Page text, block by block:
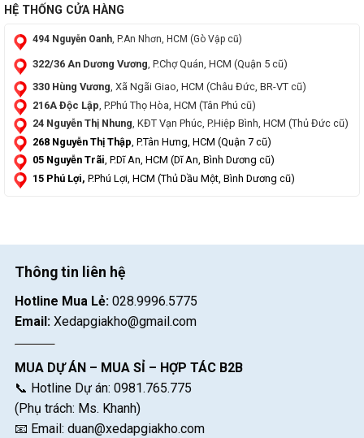
HỆ THỐNG CỬA HÀNG
494 Nguyễn Oanh, P.An Nhơn, HCM (Gò Vập cũ)
322/36 An Dương Vương, P.Chợ Quán, HCM (Quận 5 cũ)
330 Hùng Vương , Xã Ngãi Giao, HCM (Châu Đức, BR-VT cũ)
216A Độc Lập , P.Phú Thọ Hòa, HCM (Tân Phú cũ)
24 Nguyễn Thị Nhung, KĐT Vạn Phúc, P.Hiệp Bình, HCM (Thủ Đức cũ)
268 Nguyễn Thị Thập , P.Tân Hưng, HCM (Quận 7 cũ)
05 Nguyễn Trãi, P.Dĩ An, HCM (Dĩ An, Bình Dương cũ)
15 Phú Lợi, P.Phú Lợi, HCM (Thủ Dầu Một, Bình Dương cũ)
Thông tin liên hệ
Hotline Mua Lẻ: 028.9996.5775
Email: Xedapgiakho@gmail.com
MUA DỰ ÁN – MUA SỈ – HỢP TÁC B2B
📞 Hotline Dự án: 0981.765.775
(Phụ trách: Ms. Khanh)
📧 Email: duan@xedapgiakho.com